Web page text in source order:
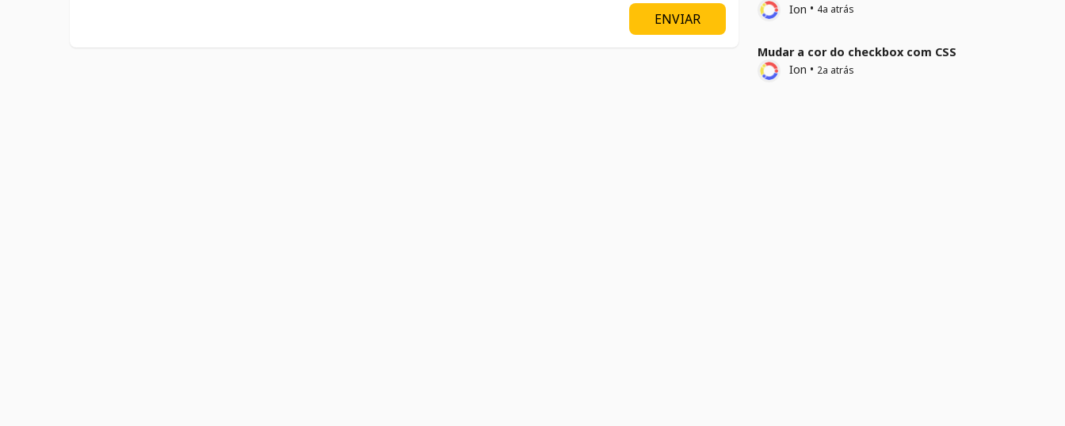
ENVIAR
Ion • 4a atrás
Mudar a cor do checkbox com CSS
Ion • 2a atrás